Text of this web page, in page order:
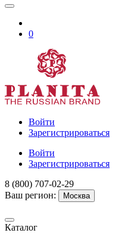
0
Войти
Зарегистрироваться
Войти
Зарегистрироваться
8 (800) 707-02-29
Ваш регион:
Москва
Каталог